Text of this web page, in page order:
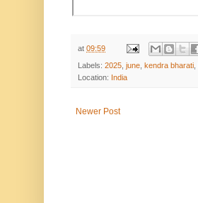
at 09:59
Labels: 2025 june kendra bharati
Location: India
Newer Post